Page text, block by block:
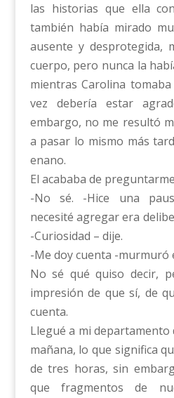
las historias que ella
también había mirado
ausente y desprotegida,
cuerpo, pero nunca la
mientras Carolina
vez debería estar
embargo, no me resultó
a pasar lo mismo más
enano.
El acababa de
-No sé. -Hice una
necesité agregar era
-Curiosidad – dije.
-Me doy cuenta -murmuró
No sé qué quiso decir,
impresión de que sí, de
cuenta.
Llegué a mi departamento
mañana, lo que significa
de tres horas, sin
que fragmentos de